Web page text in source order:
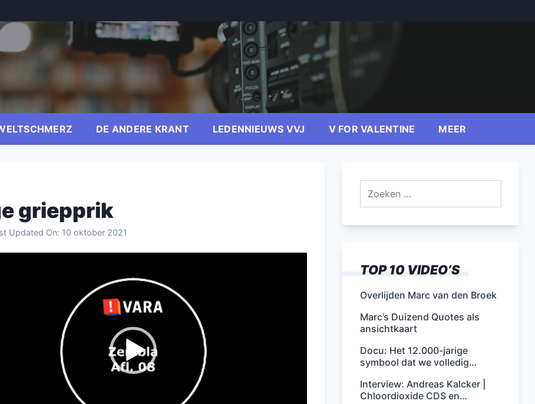
DE ANDERE KRANT LEDENNIEUWS VVJ V FOR VALENTINE MEER
griepprik
Updated On: 10 oktober 2021
TOP 10 VIDEO’S
Overlijden Marc van den Broek
Marc’s Duizend Quotes als
ansichtkaart
Docu: Het 12.000-jarige
symbool dat we volledig…
Interview: Andreas Kalcker |
Chloordioxide CDS en…